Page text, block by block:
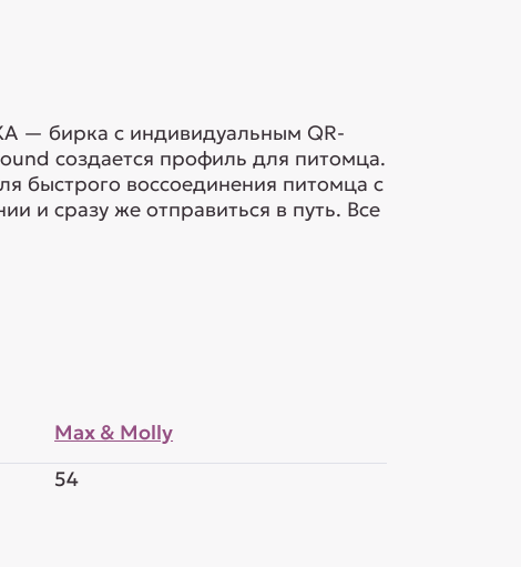
— бирка с индивидуальным QR-
создается профиль для питомца.
быстрого воссоединения питомца с
и сразу же отправиться в путь. Все
Max & Molly
54